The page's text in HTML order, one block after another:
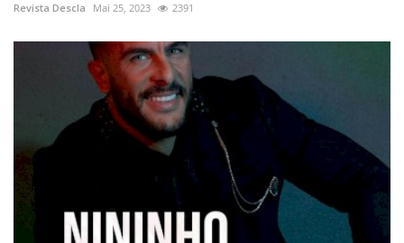
Revista Descla Mai 25, 2023 2391